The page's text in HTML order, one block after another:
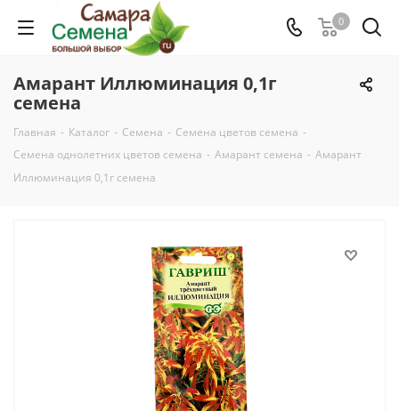
0
Амарант Иллюминация 0,1г
семена
Главная - Каталог - Семена - Семена цветов семена -
Семена однолетних цветов семена - Амарант семена - Амарант
Иллюминация 0,1г семена